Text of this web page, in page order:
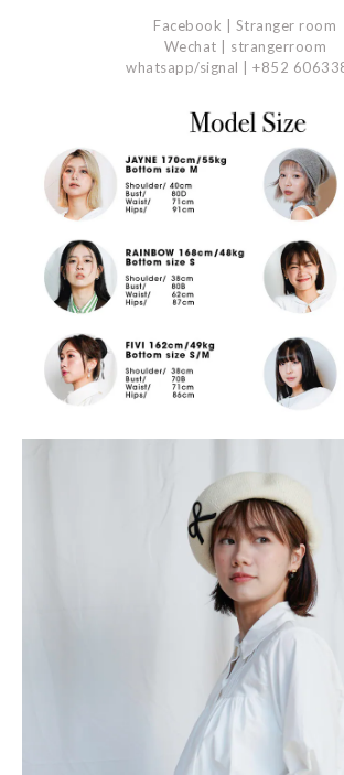
Facebook | Stranger room
Wechat | strangerroom
whatsapp/signal | +852